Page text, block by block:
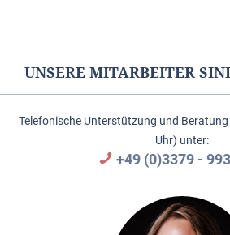
UNSERE MITARBEITER
Telefonische Unterstützung und
Uhr) unter:
+49 (0)3379 -